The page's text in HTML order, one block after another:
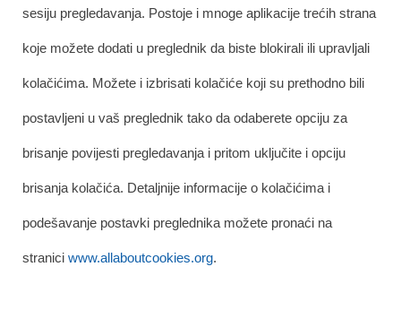
sesiju pregledavanja. Postoje i mnoge aplikacije trećih strana
koje možete dodati u preglednik da biste blokirali ili upravljali
kolačićima. Možete i izbrisati kolačiće koji su prethodno bili
postavljeni u vaš preglednik tako da odaberete opciju za
brisanje povijesti pregledavanja i pritom uključite i opciju
brisanja kolačića. Detaljnije informacije o kolačićima i
podešavanje postavki preglednika možete pronaći na
stranici www.allaboutcookies.org.